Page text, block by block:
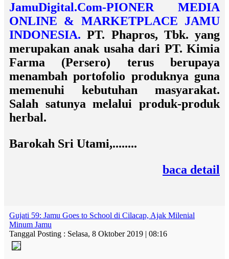
JamuDigital.Com-PIONER MEDIA
ONLINE & MARKETPLACE JAMU
INDONESIA. PT. Phapros, Tbk. yang
merupakan anak usaha dari PT. Kimia
Farma (Persero) terus berupaya
menambah portofolio produknya guna
memenuhi kebutuhan masyarakat.
Salah satunya melalui produk-produk
herbal.
Barokah Sri Utami,........
baca detail
Gujati 59: Jamu Goes to School di Cilacap, Ajak Milenial
Minum Jamu
Tanggal Posting : Selasa, 8 Oktober 2019 | 08:16